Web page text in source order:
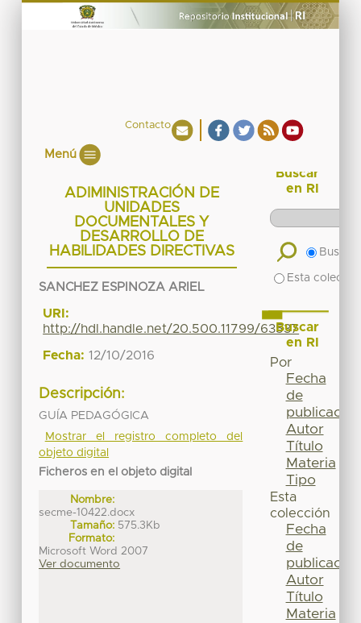
Contacto
Menú
ADIMINISTRACIÓN DE
UNIDADES
DOCUMENTALES Y
DESARROLLO DE
HABILIDADES DIRECTIVAS
SANCHEZ ESPINOZA ARIEL
URI:
http://hdl.handle.net/20.500.11799/63537
Fecha: 12/10/2016
Descripción:
GUÍA PEDAGÓGICA
Mostrar el registro completo del
objeto digital
Ficheros en el objeto digital
Nombre:
secme-10422.docx
Tamaño: 575.3Kb
Formato:
Microsoft Word 2007
Ver documento
Buscar
en RI
Buscar
Esta
Buscar
en RI
Por
Fecha
de
publicación
Autor
Título
Materia
Tipo
Esta
colección
Fecha
de
publicación
Autor
Título
Materia